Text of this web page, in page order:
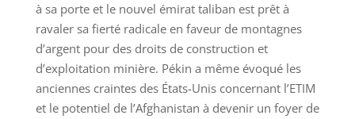
à sa porte et le nouvel émirat taliban est prêt à
ravaler sa fierté radicale en faveur de montagnes
d’argent pour des droits de construction et
d’exploitation minière. Pékin a même évoqué les
anciennes craintes des États-Unis concernant l’ETIM
et le potentiel de l’Afghanistan à devenir un foyer de